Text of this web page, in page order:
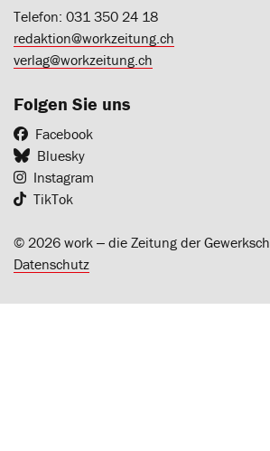
Telefon: 031 350 24 18
redaktion@workzeitung.ch
verlag@workzeitung.ch
Folgen Sie uns
Facebook
Bluesky
Instagram
TikTok
© 2026 work ‒ die Zeitung der
Datenschutz